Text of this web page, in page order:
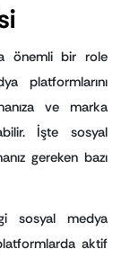
önemli bir role
platformlarını
ve marka
İşte sosyal
gereken bazı
sosyal medya
aktif